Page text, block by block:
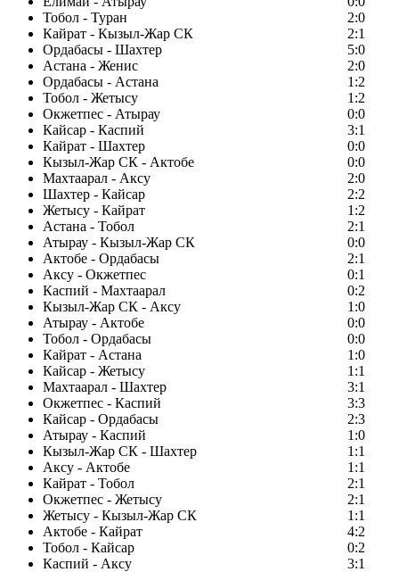
Тобол - Туран
2:0
Кайрат - Кызыл-Жар СК
2:1
Ордабасы - Шахтер
5:0
Астана - Женис
2:0
Ордабасы - Астана
1:2
Тобол - Жетысу
1:2
Окжетпес - Атырау
0:0
Кайсар - Каспий
3:1
Кайрат - Шахтер
0:0
Кызыл-Жар СК - Актобе
0:0
Махтаарал - Аксу
2:0
Шахтер - Кайсар
2:2
Жетысу - Кайрат
1:2
Астана - Тобол
2:1
Атырау - Кызыл-Жар СК
0:0
Актобе - Ордабасы
2:1
Аксу - Окжетпес
0:1
Каспий - Махтаарал
0:2
Кызыл-Жар СК - Аксу
1:0
Атырау - Актобе
0:0
Тобол - Ордабасы
0:0
Кайрат - Астана
1:0
Кайсар - Жетысу
1:1
Махтаарал - Шахтер
3:1
Окжетпес - Каспий
3:3
Кайсар - Ордабасы
2:3
Атырау - Каспий
1:0
Кызыл-Жар СК - Шахтер
1:1
Аксу - Актобе
1:1
Кайрат - Тобол
2:1
Окжетпес - Жетысу
2:1
Жетысу - Кызыл-Жар СК
1:1
Актобе - Кайрат
4:2
Тобол - Кайсар
0:2
Каспий - Аксу
3:1